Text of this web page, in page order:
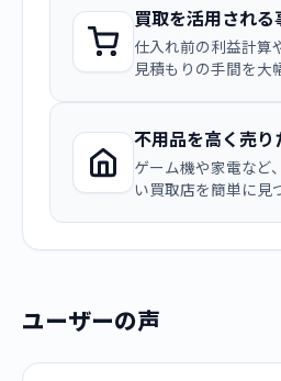
買取を活用され
仕入れ前の利益計算
見積もりの手間を大
不用品を高く売り
ゲーム機や家電など
い買取店を簡単に見
ユーザーの声